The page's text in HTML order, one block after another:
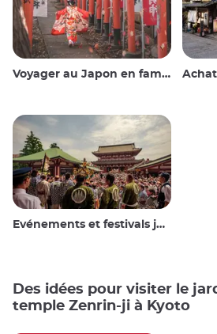
Voyager au Japon en famille
Evénements et festivals japonais
Des idées pour visiter le
temple Zenrin-ji à Kyoto